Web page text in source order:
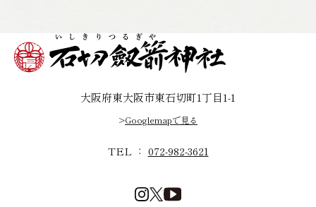
大阪府東大阪市東石切町1丁目1-1
>Googlemapで見る
TEL ： 072-982-3621